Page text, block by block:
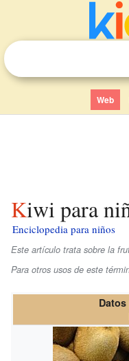
Web
Kiwi para
Enciclopedia para niños
Este artículo trata sobre la
Para otros usos de este